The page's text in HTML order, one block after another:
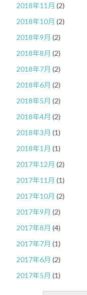
2018年11月 (2)
2018年10月 (2)
2018年9月 (2)
2018年8月 (2)
2018年7月 (2)
2018年6月 (2)
2018年5月 (2)
2018年4月 (2)
2018年3月 (1)
2018年1月 (1)
2017年12月 (2)
2017年11月 (1)
2017年10月 (2)
2017年9月 (2)
2017年8月 (4)
2017年7月 (1)
2017年6月 (2)
2017年5月 (1)